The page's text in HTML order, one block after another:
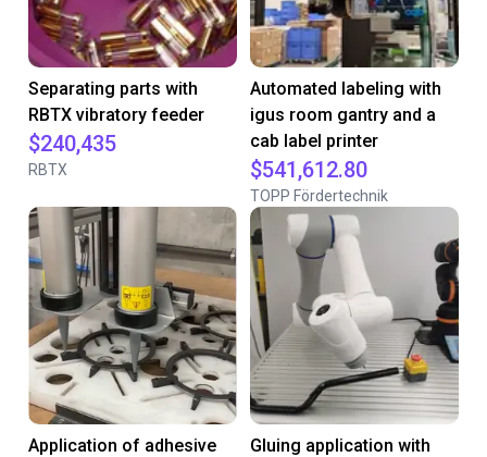
Separating parts with
RBTX vibratory feeder
$240,435
RBTX
Automated labeling with
igus room gantry and a
cab label printer
$541,612.80
TOPP Fördertechnik
Application of adhesive
Gluing application with